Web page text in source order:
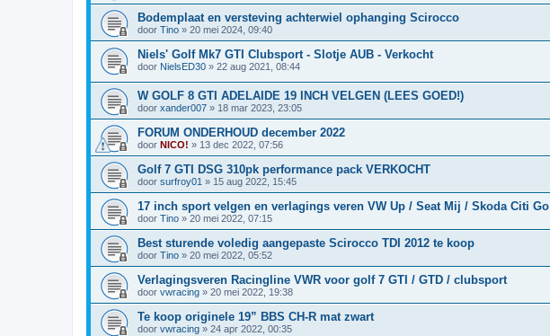
Bodemplaat en versteving achterwiel ophanging Scirocco
door Tino » 20 mei 2024, 09:40
Niels' Golf Mk7 GTI Clubsport - Slotje AUB - Verkocht
door NielsED30 » 22 aug 2021, 08:44
W GOLF 8 GTI ADELAIDE 19 INCH VELGEN (LEES GOED!)
door xander007 » 18 mar 2023, 23:05
FORUM ONDERHOUD december 2022
door NICO! » 13 dec 2022, 07:56
Golf 7 GTI DSG 310pk performance pack VERKOCHT
door surfroy01 » 15 aug 2022, 15:45
17 inch sport velgen en verlagings veren VW Up / Seat Mij / Skoda Citi Go
door Tino » 20 mei 2022, 07:15
Best sturende voledig aangepaste Scirocco TDI 2012 te koop
door Tino » 20 mei 2022, 05:52
Verlagingsveren Racingline VWR voor golf 7 GTI / GTD / clubsport
door vwracing » 20 mei 2022, 19:38
Te koop originele 19” BBS CH-R mat zwart
door vwracing » 24 apr 2022, 00:35